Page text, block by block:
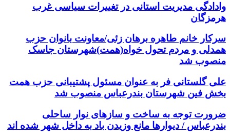
وادادگی مدیریت استانی در تغییرات سیاسی غرب
هرمزگان
سرکار خانم طاهره برهان زئی/معاونت بانوان حزب
همدلی و مردم تحول خواه(همت)شهرستان جاسک
منصوب شد
علی گلستانی فر به عنوان مسئول پشتیبانی حزب همت
بخش فین شهرستان بندرعباس منصوب شد
ضرورت توجه به ساخت و سازهای نوار ساحلی
بندرعباس / دیوارها مانع وزیدن باد به داخل شهر شده اند